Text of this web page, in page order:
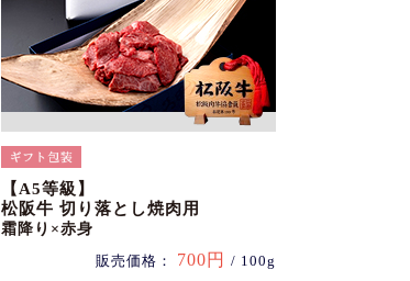
【A5等級】
松阪牛 切り落とし焼肉用
霜降り×赤身
販売価格： 700円 / 100g